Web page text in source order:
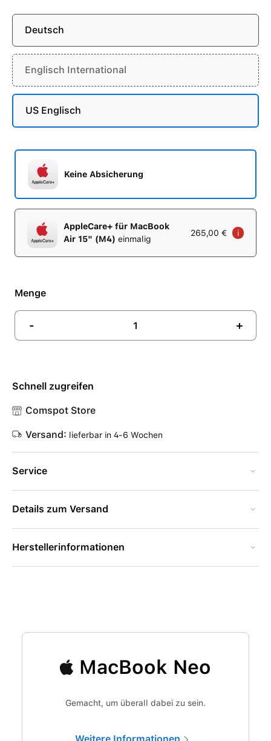
Deutsch
Englisch International
US Englisch
Keine Absicherung
AppleCare+ für MacBook
Air 15" (M4) einmalig
265,00 € i
Menge
- +
Schnell zugreifen
Comspot Store
Versand: lieferbar in 4-6 Wochen
Service
Details zum Versand
Herstellerinformationen
MacBook Neo
Gemacht, um überall dabei zu sein.